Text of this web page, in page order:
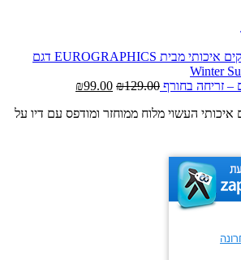
₪129.00
המחיר
היה:
₪99.00
הוא:
חלקים איכותי העשוי מלוח ממוחזר ומודפס עם דיו על